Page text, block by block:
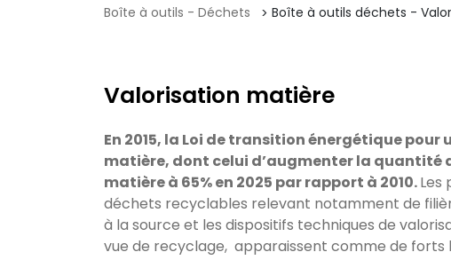
Boîte à outils - Déchets Boîte à outils déchets -
Valorisation matière
En 2015, la Loi de transition énergétique
matière, dont celui d’augmenter la quantité
matière à 65% en 2025 par rapport à 2010.Les
déchets recyclables relevant notamment de
à la source et les dispositifs techniques de
vue de recyclage, apparaissent comme de forts